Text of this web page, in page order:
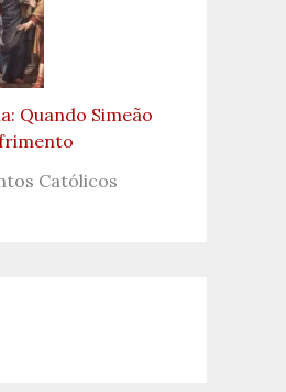
Quando Simeão
Católicos